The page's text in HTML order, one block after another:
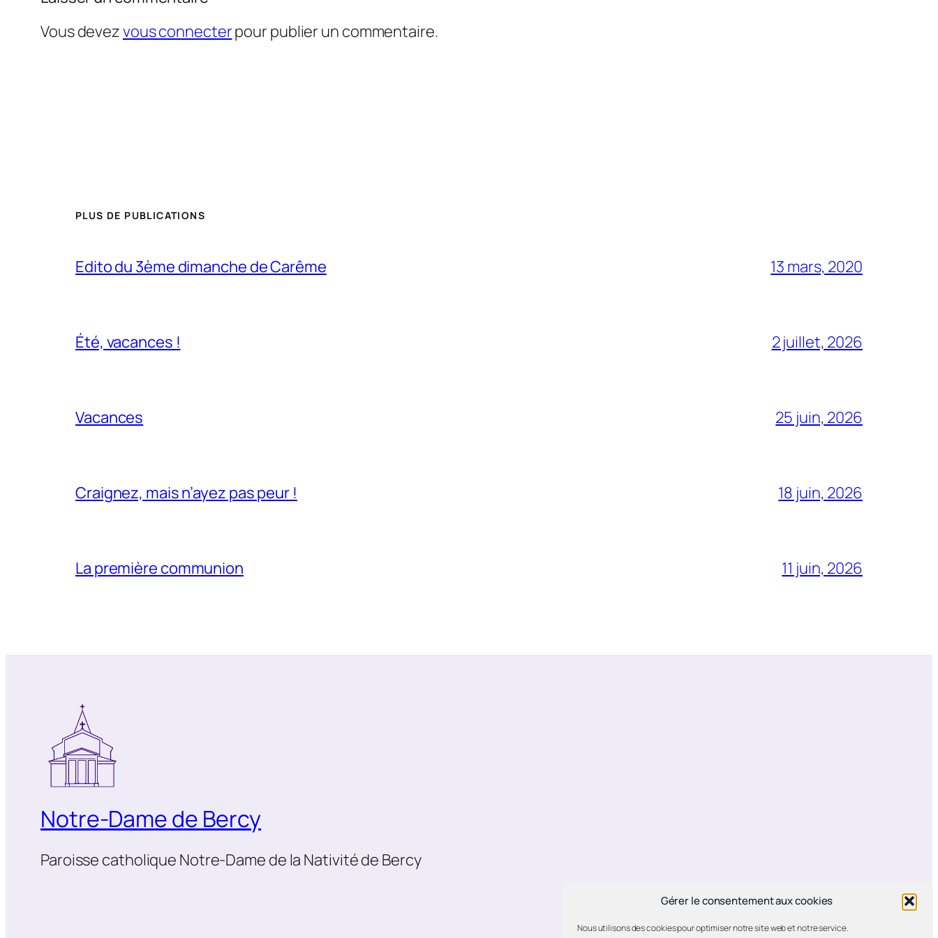
Gérer le consentement aux cookies
Nous utilisons des cookies pour optimiser notre site web et notre service.
Vous devezvous connecterpour publier un commentaire.
PLUS DE PUBLICATIONS
Edito du 3ème dimanche de Carême 13 mars, 2020
Été, vacances ! 2 juillet, 2026
Vacances 25 juin, 2026
Craignez, mais n’ayez pas peur ! 18 juin, 2026
La première communion 11 juin, 2026
Notre-Dame de Bercy
Paroisse catholique Notre-Dame de la Nativité de Bercy